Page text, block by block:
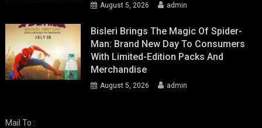
August 5, 2026 admin
Bisleri Brings The Magic Of Spider-
Man: Brand New Day To Consumers
With Limited-Edition Packs And
Merchandise
August 5, 2026 admin
Mail To :